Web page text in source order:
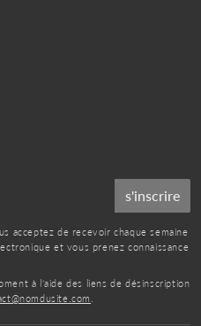
s'inscrire
acceptez de recevoir chaque semaine
et vous prenez connaissance
à l'aide des liens de désinscription